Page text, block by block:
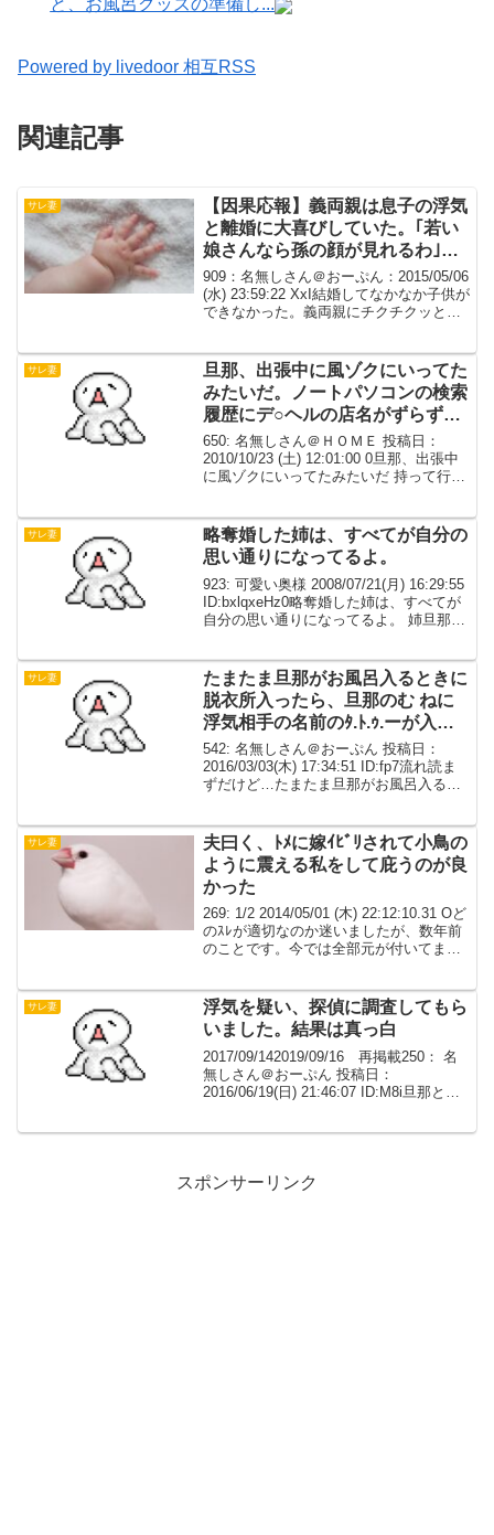
Powered by livedoor 相互RSS
関連記事
サレ妻
【因果応報】義両親は息子の浮気
と離婚に大喜びしていた。｢若い
娘さんなら孫の顔が見れるわ｣と
私の前ではしゃいでいた。【胸
糞】
909：名無しさん＠おーぷん：2015/05/06
(水) 23:59:22 XxI結婚してなかなか子供が
できなかった。義両親にチクチクッと言
われたので渋る旦那を説得...
サレ妻
旦那、出張中に風ゾクにいってた
みたいだ。ノートパソコンの検索
履歴にデ○ヘルの店名がずらずら
でてくる
650: 名無しさん＠ＨＯＭＥ 投稿日：
2010/10/23 (土) 12:01:00 0旦那、出張中
に風ゾクにいってたみたいだ 持って行っ
出張に行った同僚が相部...
サレ妻
略奪婚した姉は、すべてが自分の
思い通りになってるよ。
923: 可愛い奥様 2008/07/21(月) 16:29:55
ID:bxlqxeHz0略奪婚した姉は、すべてが
自分の思い通りになってるよ。 姉旦那
世帯建ててもらっ...
サレ妻
たまたま旦那がお風呂入るときに
脱衣所入ったら、旦那のむ ねに
浮気相手の名前のﾀ.ﾄ.ｩ.ーが入っ
てたよ…
542: 名無しさん＠おーぷん 投稿日：
2016/03/03(木) 17:34:51 ID:fp7流れ読ま
ずだけど…たまたま旦那がお風呂入ると
クをうっとり眺めてたｷ...
サレ妻
夫曰く、ﾄﾒに嫁ｲﾋﾞﾘされて小鳥の
ように震える私をして庇うのが良
かった
269: 1/2 2014/05/01 (木) 22:12:10.31 Oど
のｽﾚが適切なのか迷いましたが、数年前
のことです。今では全部元が付いてます
通のこと...
サレ妻
浮気を疑い、探偵に調査してもら
いました。結果は真っ白
2017/09/142019/09/16 再掲載250： 名
無しさん＠おーぷん 投稿日：
2016/06/19(日) 21:46:07 ID:M8i旦那と喧
スポンサーリンク